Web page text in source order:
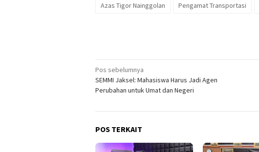
Azas Tigor Nainggolan Pengamat Transportasi
Navigasi
pos
Pos sebelumnya
SEMMI Jaksel: Mahasiswa Harus Jadi Agen
Perubahan untuk Umat dan Negeri
POS TERKAIT